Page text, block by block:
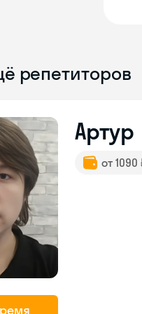
репетиторов
Артур
от